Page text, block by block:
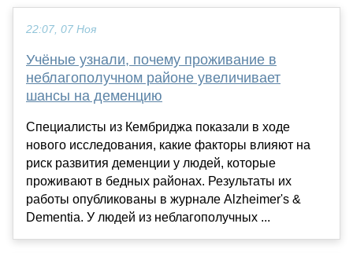
22:07, 07 Ноя
Учёные узнали, почему проживание в
неблагополучном районе увеличивает
шансы на деменцию
Специалисты из Кембриджа показали в ходе
нового исследования, какие факторы влияют на
риск развития деменции у людей, которые
проживают в бедных районах. Результаты их
работы опубликованы в журнале Alzheimer's &
Dementia. У людей из неблагополучных ...